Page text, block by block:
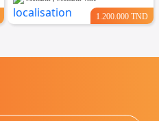
1.200.000 TND